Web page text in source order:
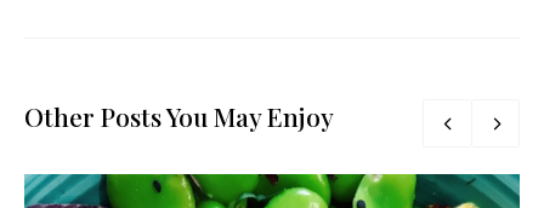
Other Posts You May Enjoy